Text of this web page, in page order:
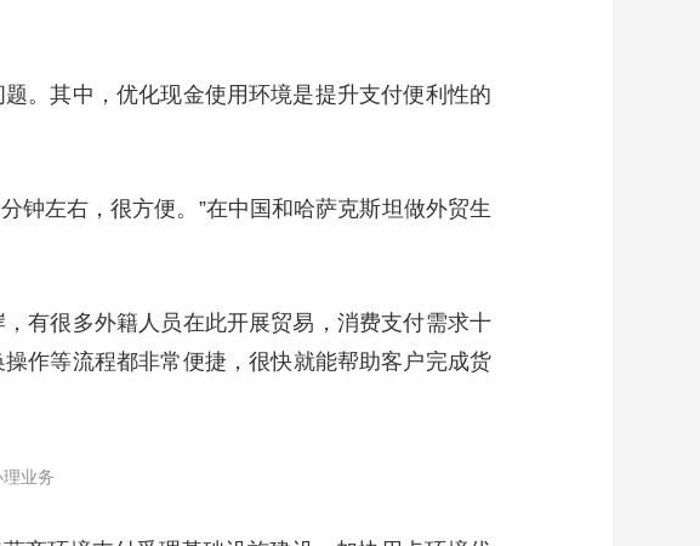
。其中，优化现金使用环境是提升支付便利性的
钟左右，很方便。”在中国和哈萨克斯坦做外贸生
有很多外籍人员在此开展贸易，消费支付需求十
作等流程都非常便捷，很快就能帮助客户完成货
业务